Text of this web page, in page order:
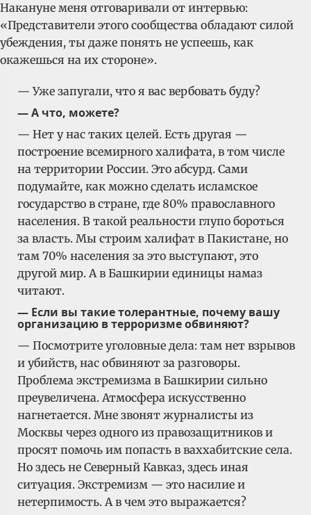
Накануне меня отговаривали от интервью:
«Представители этого сообщества обладают силой
убеждения, ты даже понять не успеешь, как
окажешься на их стороне».
— Уже запугали, что я вас вербовать буду?
— А что, можете?
— Нет у нас таких целей. Есть другая —
построение всемирного халифата, в том числе
на территории России. Это абсурд. Сами
подумайте, как можно сделать исламское
государство в стране, где 80% православного
населения. В такой реальности глупо бороться
за власть. Мы строим халифат в Пакистане, но
там 70% населения за это выступают, это
другой мир. А в Башкирии единицы намаз
читают.
— Если вы такие толерантные, почему вашу
организацию в терроризме обвиняют?
— Посмотрите уголовные дела: там нет взрывов
и убийств, нас обвиняют за разговоры.
Проблема экстремизма в Башкирии сильно
преувеличена. Атмосфера искусственно
нагнетается. Мне звонят журналисты из
Москвы через одного из правозащитников и
просят помочь им попасть в ваххабитские села.
Но здесь не Северный Кавказ, здесь иная
ситуация. Экстремизм — это насилие и
нетерпимость. А в чем это выражается?